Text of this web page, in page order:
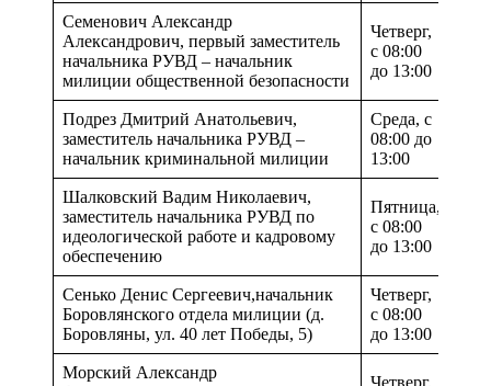
Семенович Александр
Александрович, первый заместитель
начальника РУВД – начальник
милиции общественной безопасности
Четверг,
с 08:00
до 13:00
Подрез Дмитрий Анатольевич,
заместитель начальника РУВД –
начальник криминальной милиции
Среда, с
08:00 до
13:00
Шалковский Вадим Николаевич,
заместитель начальника РУВД по
идеологической работе и кадровому
обеспечению
Пятница,
с 08:00
до 13:00
Сенько Денис Сергеевич,начальник
Боровлянского отдела милиции (д.
Боровляны, ул. 40 лет Победы, 5)
Четверг,
с 08:00
до 13:00
Морский Александр
Четверг,